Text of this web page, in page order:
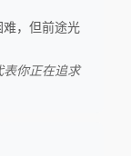
，但前途光
表你正在追求